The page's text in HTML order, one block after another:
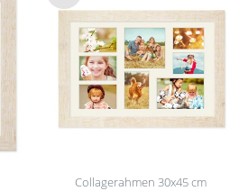
Wu
nsc
Collagerahmen 30x45 cm